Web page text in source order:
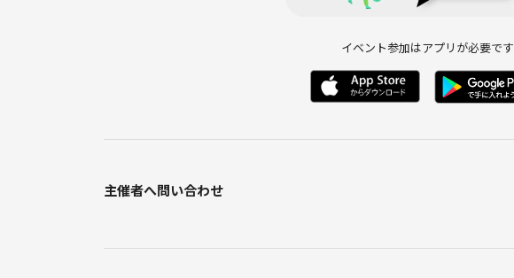
イベント参加はアプリが必要です
主催者へ問い合わせ